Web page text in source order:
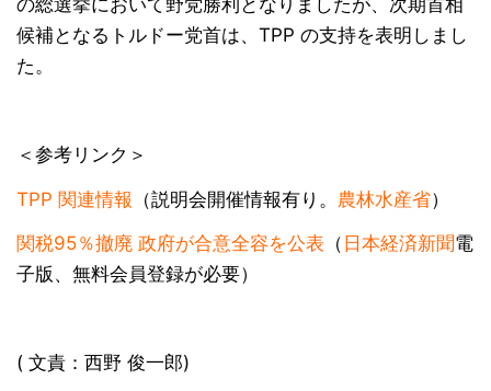
の総選挙において野党勝利となりましたが、次期首相
候補となるトルドー党首は、TPP の支持を表明しまし
た。
＜参考リンク＞
TPP 関連情報 （説明会開催情報有り。 農林水産省）
関税95％撤廃 政府が合意全容を公表 （ 日本経済新聞電
子版、無料会員登録が必要）
( 文責：西野 俊一郎)